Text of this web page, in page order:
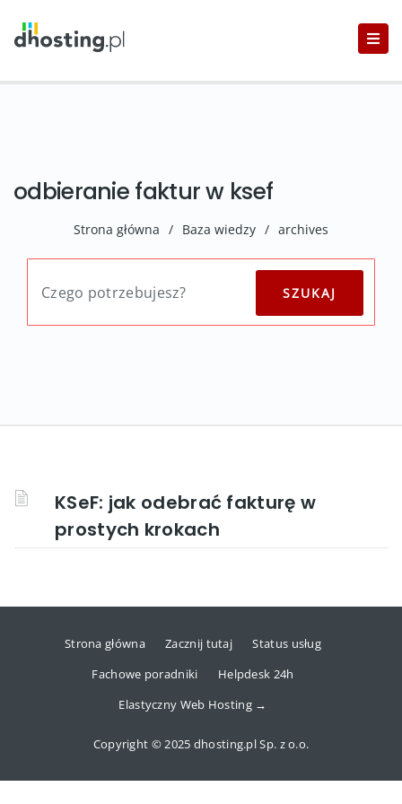
odbieranie faktur w ksef
Strona główna / Baza wiedzy / archives
KSeF: jak odebrać fakturę w
prostych krokach
Strona główna Zacznij tutaj
Status usług
Fachowe poradniki
Helpdesk 24h
Elastyczny Web Hosting →
Copyright © 2025 dhosting.pl Sp. z o.o.